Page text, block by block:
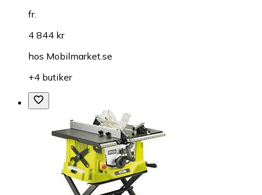
fr.
4 844 kr
hos Mobilmarket.se
+4 butiker